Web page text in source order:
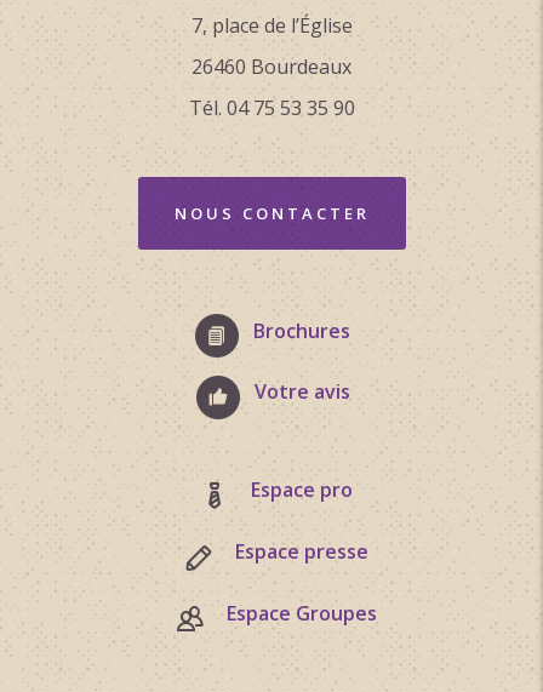
7, place de l’Église
26460 Bourdeaux
Tél. 04 75 53 35 90
NOUS CONTACTER
Brochures
Votre avis
Espace pro
Espace presse
Espace Groupes